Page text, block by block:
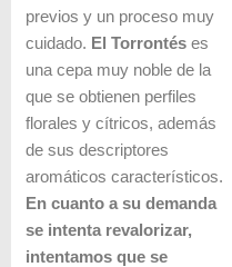
previos y un proceso muy
cuidado. El Torrontéses
una cepa muy noble de la
que se obtienen perfiles
florales y cítricos, además
de sus descriptores
aromáticos característicos.
En cuanto a su demanda
se intenta revalorizar,
intentamos que se